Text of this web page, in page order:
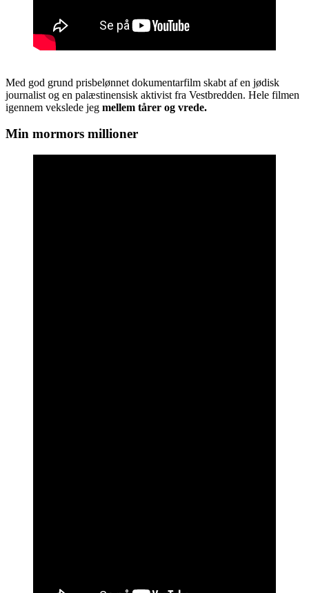
Med god grund prisbelønnet dokumentarfilm skabt af en jødisk
journalist og en palæstinensisk aktivist fra Vestbredden. Hele filmen
igennem vekslede jeg mellem tårer og vrede.
Min mormors millioner